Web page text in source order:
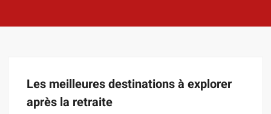
Les meilleures destinations à explorer
après la retraite